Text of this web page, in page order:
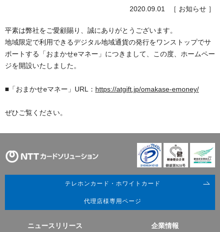
2020.09.01 ［ お知らせ ］
平素は弊社をご愛顧賜り、誠にありがとうございます。
地域限定で利用できるデジタル地域通貨の発行をワンストップでサ
ポートする「おまかせeマネー」につきまして、この度、ホームペー
ジを開設いたしました。
■「おまかせeマネー」URL： https://atgift.jp/omakase-emoney/
ぜひご覧ください。
テレホンカード・ホワイトカード
代理店様専用ページ
ニュースリリース 企業情報